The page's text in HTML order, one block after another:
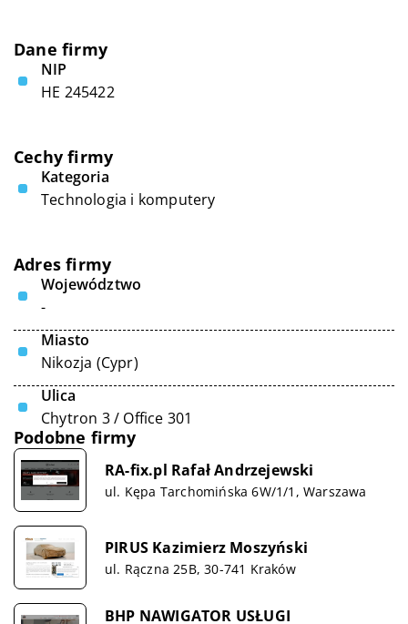
Dane firmy
NIP
ΗΕ 245422
Cechy firmy
Kategoria
Technologia i komputery
Adres firmy
Województwo
-
Miasto
Nikozja (Cypr)
Ulica
Chytron 3 / Office 301
Podobne firmy
RA-fix.pl Rafał Andrzejewski
ul. Kępa Tarchomińska 6W/1/1, Warszawa
PIRUS Kazimierz Moszyński
ul. Rączna 25B, 30-741 Kraków
BHP NAWIGATOR USŁUGI